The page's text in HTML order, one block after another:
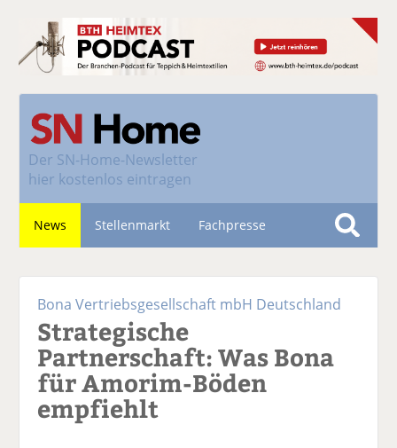
Der SN-Home-Newsletter
hier kostenlos eintragen
News Stellenmarkt Fachpresse
S
h
Bona Vertriebsgesellschaft mbH Deutschland
Strategische
Partnerschaft: Was Bona
für Amorim-Böden
empfiehlt